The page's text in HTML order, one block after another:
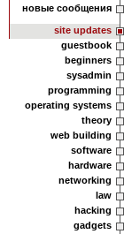
новые сообщения
site updates
guestbook
beginners
sysadmin
programming
operating systems
theory
web building
software
hardware
networking
law
hacking
gadgets